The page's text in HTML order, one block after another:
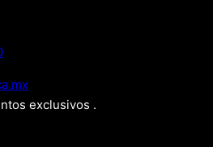
exclusivos .